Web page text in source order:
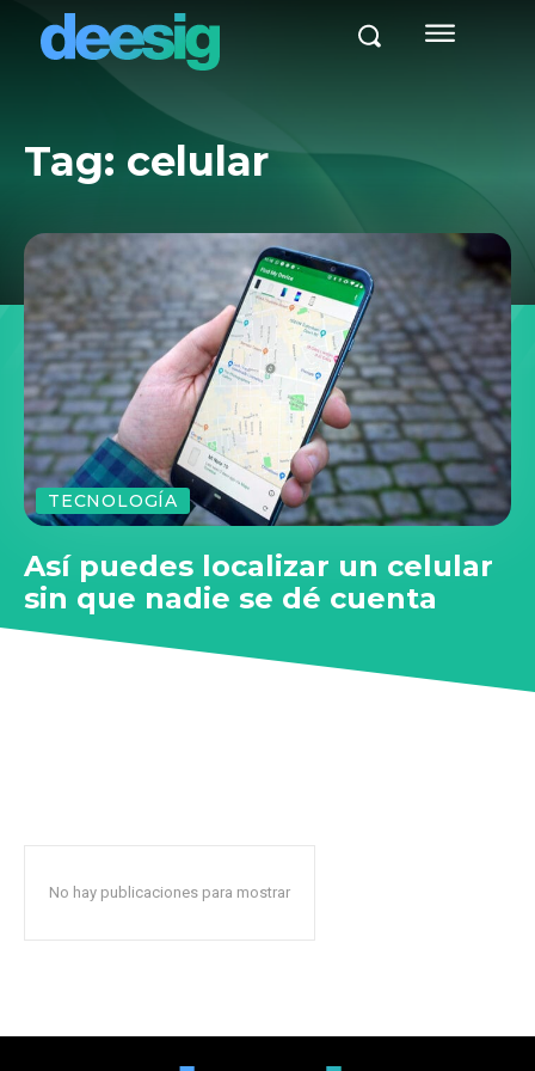
Tag: celular
TECNOLOGÍA
Así puedes localizar un celular
sin que nadie se dé cuenta
No hay publicaciones para mostrar